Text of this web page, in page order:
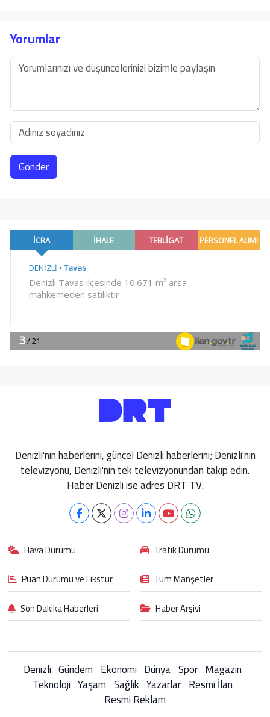
Yorumlar
Gönder
Denizli'nin haberlerini, güncel Denizli haberlerini; Denizli'nin
televizyonu, Denizli'nin tek televizyonundan takip edin.
Haber Denizli ise adres DRT TV.
Hava Durumu
Trafik Durumu
Puan Durumu ve Fikstür
Tüm Manşetler
Son Dakika Haberleri
Haber Arşivi
Denizli Gündem Ekonomi Dünya Spor Magazin
Teknoloji Yaşam Sağlık Yazarlar Resmi İlan
Resmi Reklam